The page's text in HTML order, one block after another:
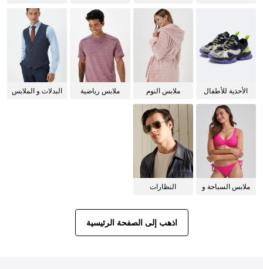
الأحذية للأطفال
ملابس النوم
ملابس رياضية
البدلات و الملابس
ملابس السباحة و
النظارات
اذهب إلى الصفحة الرئيسية